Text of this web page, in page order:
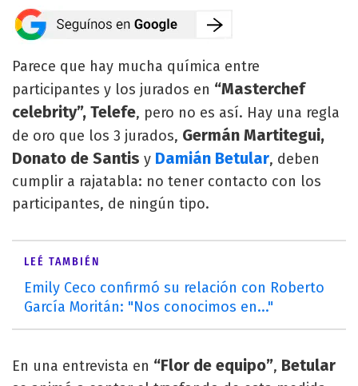
Parece que hay mucha química entre
participantes y los jurados en “Masterchef
celebrity”, Telefe, pero no es así. Hay una regla
de oro que los 3 jurados, Germán Martitegui,
Donato de Santis y Damián Betular, deben
cumplir a rajatabla: no tener contacto con los
participantes, de ningún tipo.
LEÉ TAMBIÉN
Emily Ceco confirmó su relación con Roberto
García Moritán: "Nos conocimos en..."
En una entrevista en “Flor de equipo”, Betular